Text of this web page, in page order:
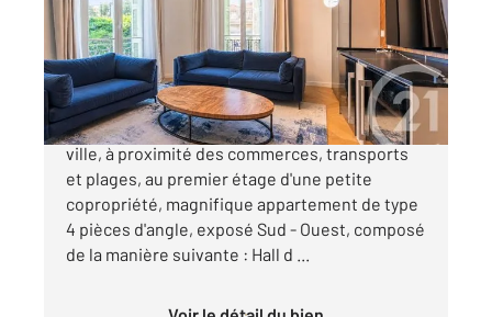
Appartement F4 à vendre
1 350 000 €
Beaulieu sur Mer, Parfaitement situé en centre
ville, à proximité des commerces, transports
et plages, au premier étage d'une petite
copropriété, magnifique appartement de type
4 pièces d'angle, exposé Sud - Ouest, composé
de la manière suivante : Hall d ...